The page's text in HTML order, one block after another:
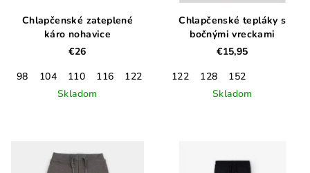
Chlapčenské zateplené
káro nohavice
€26
98
104 110 116 122
Skladom
Chlapčenské tepláky s
bočnými vreckami
€15,95
122
128
152
Skladom